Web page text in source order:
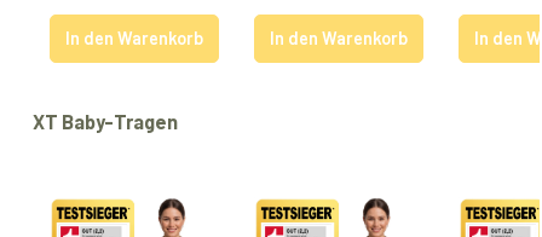
In den Warenkorb In den Warenkorb In den
Produktgalerie überspringen
XT Baby-Tragen